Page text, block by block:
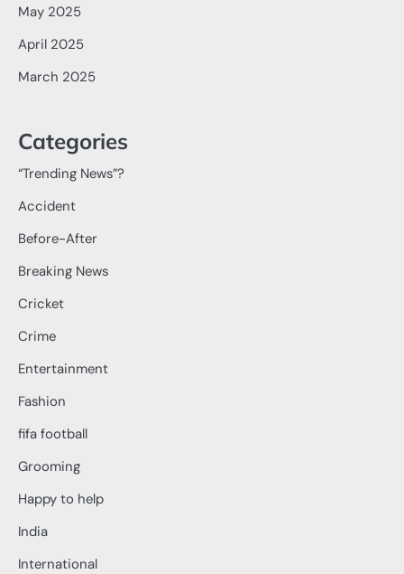
May 2025
April 2025
March 2025
Categories
“Trending News”?
Accident
Before-After
Breaking News
Cricket
Crime
Entertainment
Fashion
fifa football
Grooming
Happy to help
India
International